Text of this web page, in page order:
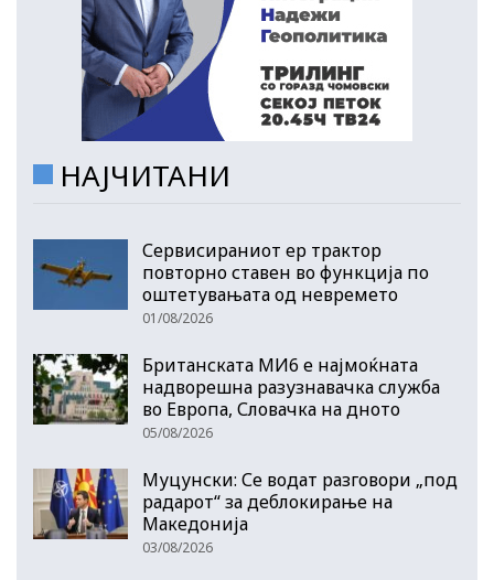
НАЈЧИТАНИ
Сервисираниот ер трактор
повторно ставен во функција по
оштетувањата од невремето
01/08/2026
Британската МИ6 е најмоќната
надворешна разузнавачка служба
во Европа, Словачка на дното
05/08/2026
Муцунски: Се водат разговори „под
радарот“ за деблокирање на
Македонија
03/08/2026